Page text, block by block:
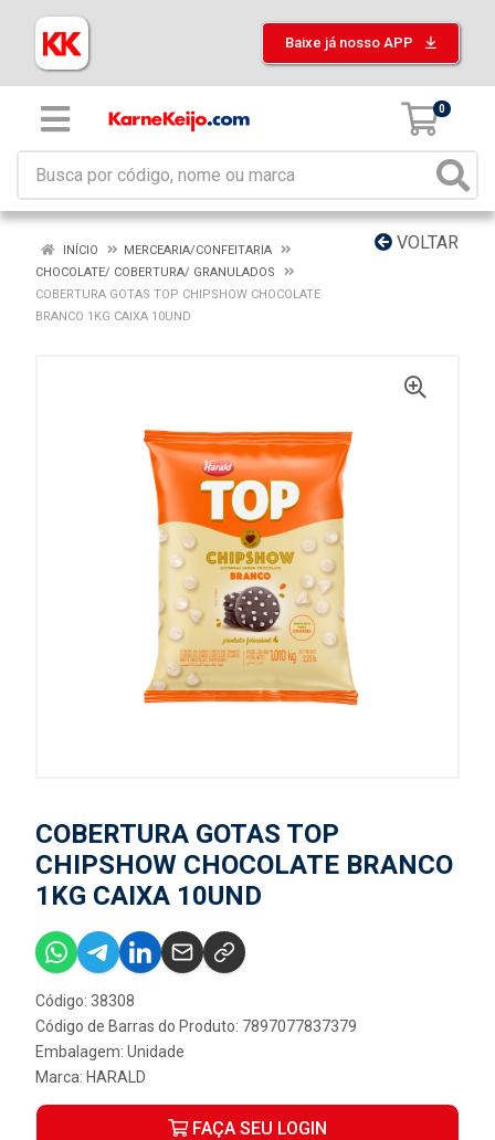
Baixe já nosso APP
0
VOLTAR
INÍCIO
MERCEARIA/CONFEITARIA
CHOCOLATE/ COBERTURA/ GRANULADOS
COBERTURA GOTAS TOP CHIPSHOW CHOCOLATE
BRANCO 1KG CAIXA 10UND
COBERTURA GOTAS TOP
CHIPSHOW CHOCOLATE BRANCO
1KG CAIXA 10UND
Código: 38308
Código de Barras do Produto: 7897077837379
Embalagem: Unidade
Marca: HARALD
FAÇA SEU LOGIN